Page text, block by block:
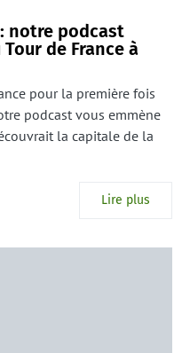
notre podcast
de France à
pour la première fois
podcast vous emmène
la capitale de la
Lire plus